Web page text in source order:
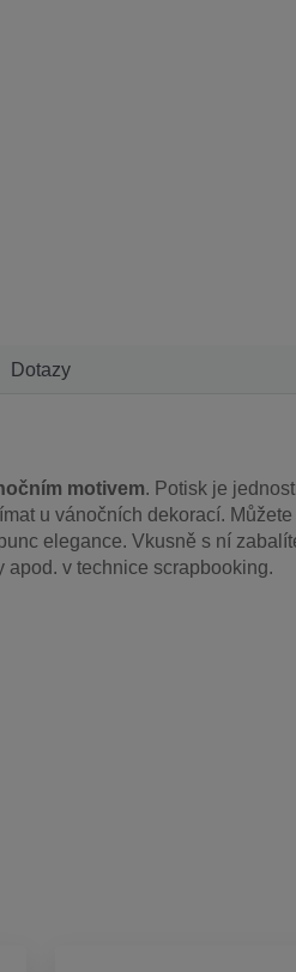
Dotazy
motivem. Potisk je
u vánočních dekorací.
elegance. Vkusně s ní
v technice scrapbooking.